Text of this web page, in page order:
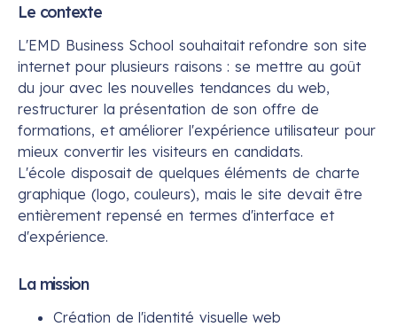
Le contexte
L'EMD Business School souhaitait refondre son site
internet pour plusieurs raisons : se mettre au goût
du jour avec les nouvelles tendances du web,
restructurer la présentation de son offre de
formations, et améliorer l'expérience utilisateur pour
mieux convertir les visiteurs en candidats.
L'école disposait de quelques éléments de charte
graphique (logo, couleurs), mais le site devait être
entièrement repensé en termes d'interface et
d'expérience.
La mission
Création de l'identité visuelle web